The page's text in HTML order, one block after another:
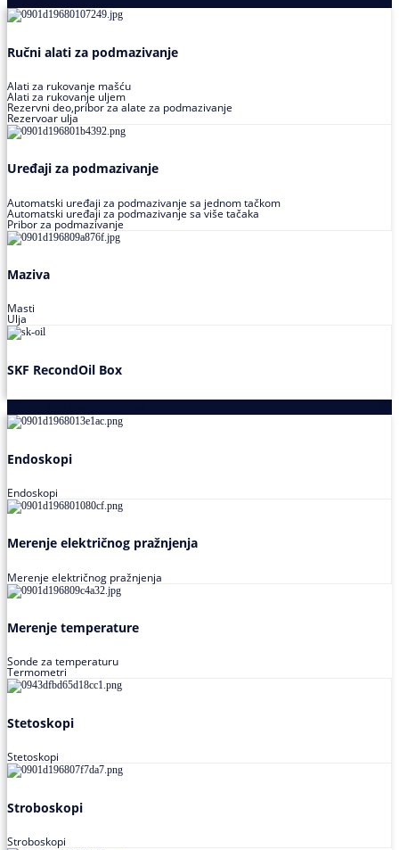
Ručni alati za podmazivanje
Alati za rukovanje mašću
Alati za rukovanje uljem
Rezervni deo,pribor za alate za podmazivanje
Rezervoar ulja
Uređaji za podmazivanje
Automatski uređaji za podmazivanje sa jednom tačkom
Automatski uređaji za podmazivanje sa više tačaka
Pribor za podmazivanje
Maziva
Masti
Ulja
SKF RecondOil Box
Endoskopi
Endoskopi
Merenje električnog pražnjenja
Merenje električnog pražnjenja
Merenje temperature
Sonde za temperaturu
Termometri
Stetoskopi
Stetoskopi
Stroboskopi
Stroboskopi